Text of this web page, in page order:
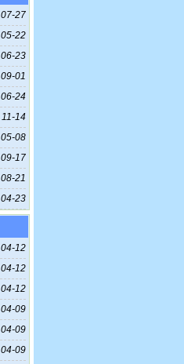
07-27
05-22
06-23
09-01
06-24
11-14
05-08
09-17
08-21
04-23
04-12
04-12
04-12
04-09
04-09
04-09